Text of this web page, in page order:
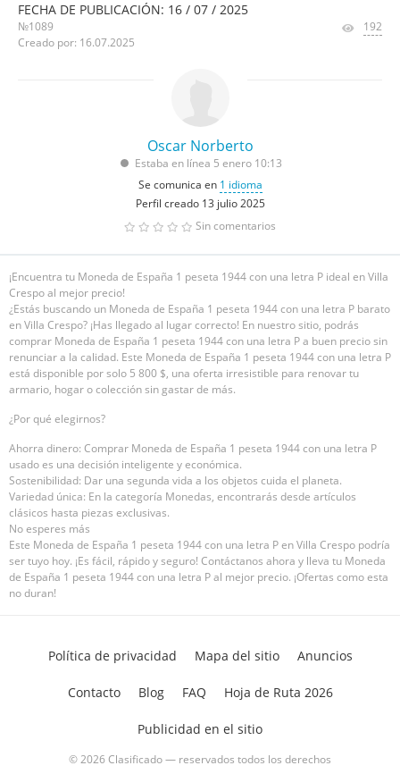
FECHA DE PUBLICACIÓN: 16 / 07 / 2025
№1089
Creado por: 16.07.2025
192
Oscar Norberto
Estaba en línea 5 enero 10:13
Se comunica en 1 idioma
Perfil creado 13 julio 2025
Sin comentarios
¡Encuentra tu Moneda de España 1 peseta 1944 con una letra P ideal en Villa
Crespo al mejor precio!
¿Estás buscando un Moneda de España 1 peseta 1944 con una letra P barato
en Villa Crespo? ¡Has llegado al lugar correcto! En nuestro sitio, podrás
comprar Moneda de España 1 peseta 1944 con una letra P a buen precio sin
renunciar a la calidad. Este Moneda de España 1 peseta 1944 con una letra P
está disponible por solo 5 800 $, una oferta irresistible para renovar tu
armario, hogar o colección sin gastar de más.
¿Por qué elegirnos?
Ahorra dinero: Comprar Moneda de España 1 peseta 1944 con una letra P
usado es una decisión inteligente y económica.
Sostenibilidad: Dar una segunda vida a los objetos cuida el planeta.
Variedad única: En la categoría Monedas, encontrarás desde artículos
clásicos hasta piezas exclusivas.
No esperes más
Este Moneda de España 1 peseta 1944 con una letra P en Villa Crespo podría
ser tuyo hoy. ¡Es fácil, rápido y seguro! Contáctanos ahora y lleva tu Moneda
de España 1 peseta 1944 con una letra P al mejor precio. ¡Ofertas como esta
no duran!
© 2026 Clasificado — reservados todos los derechos
Política de privacidad Mapa del sitio Anuncios
Contacto Blog FAQ Hoja de Ruta 2026
Publicidad en el sitio